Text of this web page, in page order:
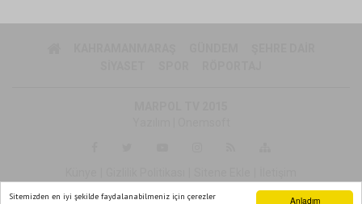
Anladım
Sitemizden en iyi şekilde faydalanabilmeniz için çerezler
Tamamlanıyor”